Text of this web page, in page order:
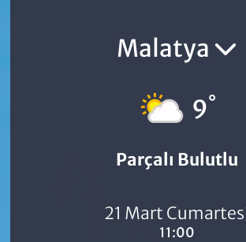
Malatya
9°
Parçalı Bulutlu
21 Mart
11:00